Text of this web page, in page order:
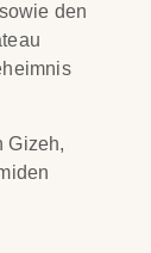
den
Gizeh,